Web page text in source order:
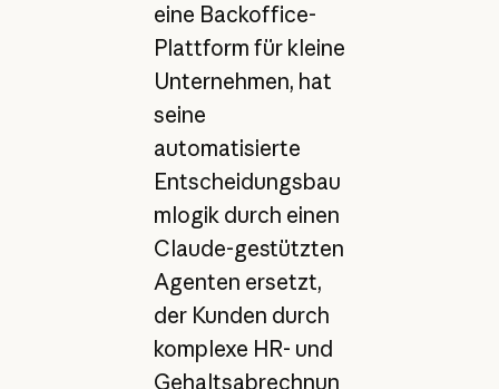
eine Backoffice-
Plattform für kleine
Unternehmen, hat
seine
automatisierte
Entscheidungsbau
mlogik durch einen
Claude-gestützten
Agenten ersetzt,
der Kunden durch
komplexe HR- und
Gehaltsabrechnun